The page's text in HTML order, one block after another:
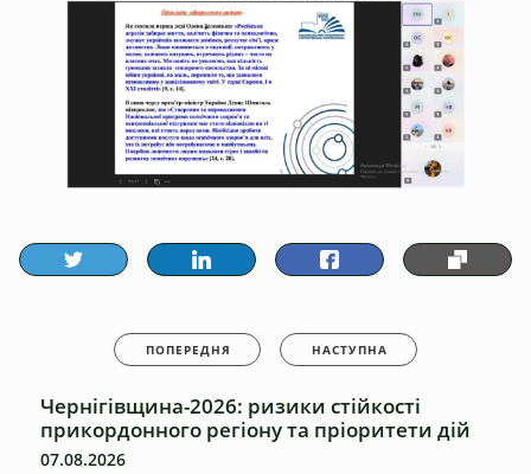
ПОПЕРЕДНЯ НАСТУПНА
Чернігівщина-2026: ризики стійкості
прикордонного регіону та пріоритети дій
07.08.2026